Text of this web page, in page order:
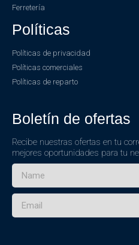
Ferretería
Políticas
Políticas de privacidad
Políticas comerciales
Políticas de reparto
Boletín de ofertas
Recibe nuestras ofertas en tu
mejores oportunidades para tu